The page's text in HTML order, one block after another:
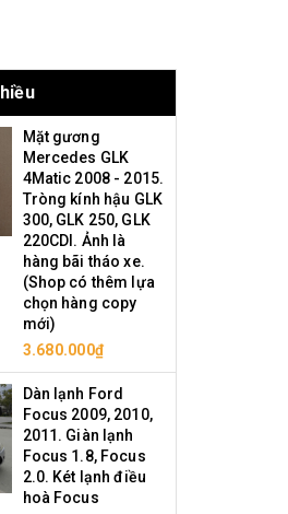
Mặt gương
Mercedes GLK
4Matic 2008 - 2015.
Tròng kính hậu GLK
300, GLK 250, GLK
220CDI. Ảnh là
hàng bãi tháo xe.
(Shop có thêm lựa
chọn hàng copy
mới)
3.680.000₫
Dàn lạnh Ford
Focus 2009, 2010,
2011. Giàn lạnh
Focus 1.8, Focus
2.0. Két lạnh điều
hoà Focus